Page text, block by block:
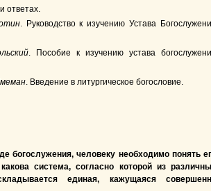
ответах.
. Руководство к изучению Устава
. Пособие к изучению устава
. Введение в литургическое богословие.
богослужения, человеку необходимо понять
система, согласно которой из
единая, кажущаяся